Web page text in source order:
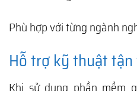
Phù hợp với từng ngành
Hỗ trợ kỹ thuật